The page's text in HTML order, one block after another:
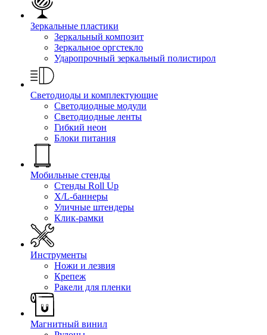
Зеркальные пластики
Зеркальный композит
Зеркальное оргстекло
Ударопрочный зеркальный полистирол
Светодиоды и комплектующие
Светодиодные модули
Светодиодные ленты
Гибкий неон
Блоки питания
Мобильные стенды
Стенды Roll Up
X/L-баннеры
Уличные штендеры
Клик-рамки
Инструменты
Ножи и лезвия
Крепеж
Ракели для пленки
Магнитный винил